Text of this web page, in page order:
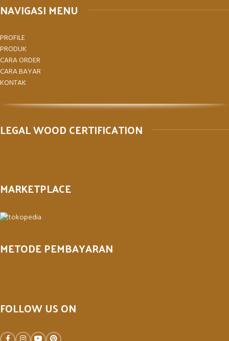
NAVIGASI MENU
PROFILE
PRODUK
CARA ORDER
CARA BAYAR
KONTAK
LEGAL WOOD CERTIFICATION
MARKETPLACE
METODE PEMBAYARAN
FOLLOW US ON